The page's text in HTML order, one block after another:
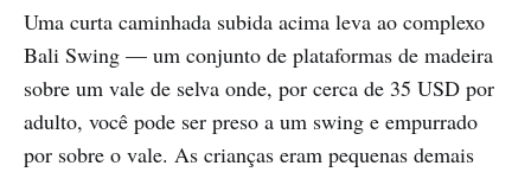
Uma curta caminhada subida acima leva ao complexo
Bali Swing — um conjunto de plataformas de madeira
sobre um vale de selva onde, por cerca de 35 USD por
adulto, você pode ser preso a um swing e empurrado
por sobre o vale. As crianças eram pequenas demais